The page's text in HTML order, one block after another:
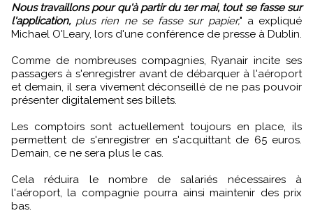
Nous travaillons pour qu'à partir du 1er mai, tout se fasse sur
l'application, plus rien ne se fasse sur papier," a expliqué
Michael O'Leary, lors d'une conférence de presse à Dublin.
Comme de nombreuses compagnies, Ryanair incite ses
passagers à s'enregistrer avant de débarquer à l'aéroport
et demain, il sera vivement déconseillé de ne pas pouvoir
présenter digitalement ses billets.
Les comptoirs sont actuellement toujours en place, ils
permettent de s'enregistrer en s'acquittant de 65 euros.
Demain, ce ne sera plus le cas.
Cela réduira le nombre de salariés nécessaires à
l'aéroport, la compagnie pourra ainsi maintenir des prix
bas.